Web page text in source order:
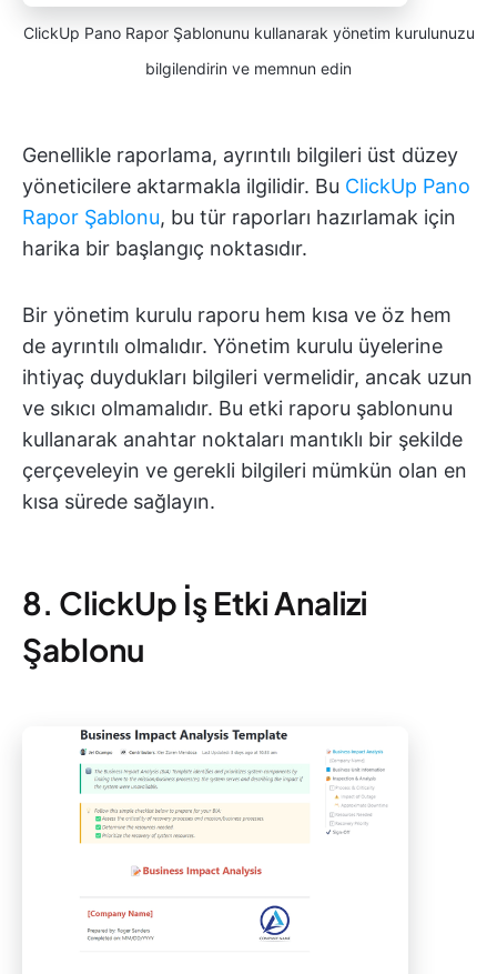
ClickUp Pano Rapor Şablonunu kullanarak yönetim kurulunuzu
bilgilendirin ve memnun edin
Genellikle raporlama, ayrıntılı bilgileri üst düzey
yöneticilere aktarmakla ilgilidir. Bu ClickUp Pano
Rapor Şablonu, bu tür raporları hazırlamak için
harika bir başlangıç noktasıdır.
Bir yönetim kurulu raporu hem kısa ve öz hem
de ayrıntılı olmalıdır. Yönetim kurulu üyelerine
ihtiyaç duydukları bilgileri vermelidir, ancak uzun
ve sıkıcı olmamalıdır. Bu etki raporu şablonunu
kullanarak anahtar noktaları mantıklı bir şekilde
çerçeveleyin ve gerekli bilgileri mümkün olan en
kısa sürede sağlayın.
8. ClickUp İş Etki Analizi
Şablonu